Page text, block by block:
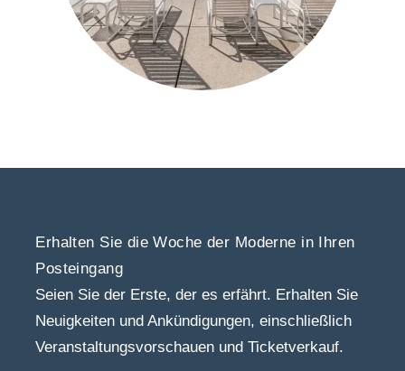
Erhalten Sie die Woche der Moderne in Ihren
Posteingang
Seien Sie der Erste, der es erfährt. Erhalten Sie
Neuigkeiten und Ankündigungen, einschließlich
Veranstaltungsvorschauen und Ticketverkauf.